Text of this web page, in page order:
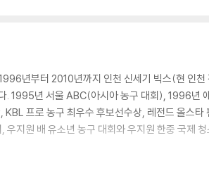
년부터 2010년까지 인천 신세기 빅스(현 인
. 1995년 서울 ABC(아시아 농구 대회), 1996년
KBL 프로 농구 최우수 후보선수상, 레전드 올스
지원 배 유소년 농구 대회와 우지원 한중 국제